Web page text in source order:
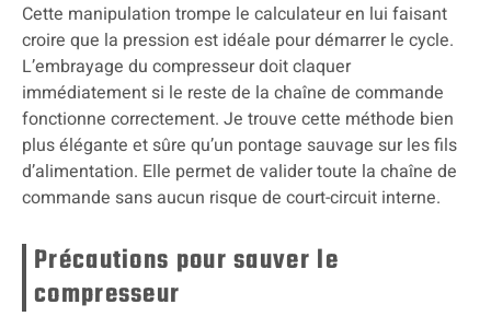
Cette manipulation trompe le calculateur en lui faisant
croire que la pression est idéale pour démarrer le cycle.
L’embrayage du compresseur doit claquer
immédiatement si le reste de la chaîne de commande
fonctionne correctement. Je trouve cette méthode bien
plus élégante et sûre qu’un pontage sauvage sur les fils
d’alimentation. Elle permet de valider toute la chaîne de
commande sans aucun risque de court-circuit interne.
Précautions pour sauver le
compresseur